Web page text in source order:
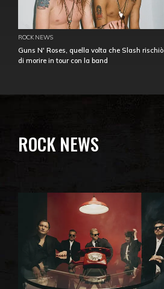
ROCK NEWS
Guns N' Roses, quella volta che Slash rischiò
di morire in tour con la band
ROCK NEWS